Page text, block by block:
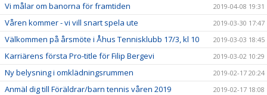
Vi målar om banorna för framtiden 2019-04-08 19:31
Våren kommer - vi vill snart spela ute 2019-03-30 17:47
Välkommen på årsmöte i Åhus Tennisklubb 17/3, kl 10 2019-03-03 18:45
Karriärens första Pro-title för Filip Bergevi 2019-03-02 10:29
Ny belysning i omklädningsrummen 2019-02-17 20:24
Anmäl dig till Föräldrar/barn tennis våren 2019 2019-02-17 18:08